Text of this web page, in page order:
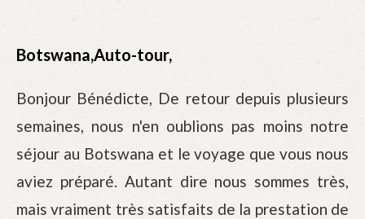
Botswana,Auto-tour,
Bonjour Bénédicte, De retour depuis plusieurs
semaines, nous n'en oublions pas moins notre
séjour au Botswana et le voyage que vous nous
aviez préparé. Autant dire nous sommes très,
mais vraiment très satisfaits de la prestation de